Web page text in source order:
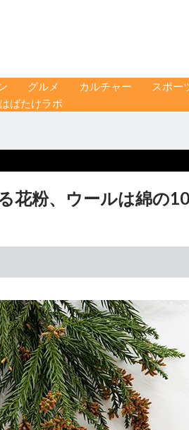
グルメ カルチャー
スポー
はばたけラボ
花粉、ウールは綿の